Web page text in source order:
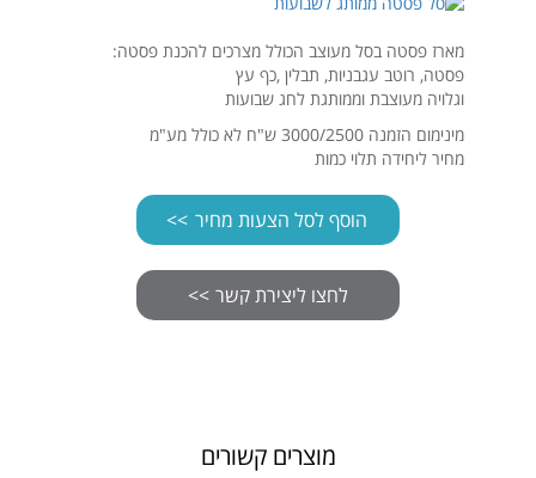
מארז פסטה בסל מעוצב הכולל מצרכים להכנת פסטה:
פסטה, רוטב עגבניות, תבלין ,כף עץ
וגלויה מעוצבת וממותגת לחג שבועות
מינימום הזמנה 3000/2500 ש"ח לא כולל מע"מ
מחיר ליחידה תלוי כמות
הוסף לסל הצעות מחיר
מוצרים קשורים